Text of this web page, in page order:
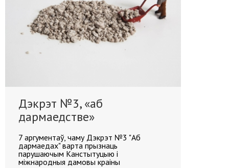
Дэкрэт №3, «аб
дармаедстве»
7 аргументаў, чаму Дэкрэт №3 "Аб
дармаедах" варта прызнаць
парушаючым Канстытуцыю і
міжнародныя дамовы краіны